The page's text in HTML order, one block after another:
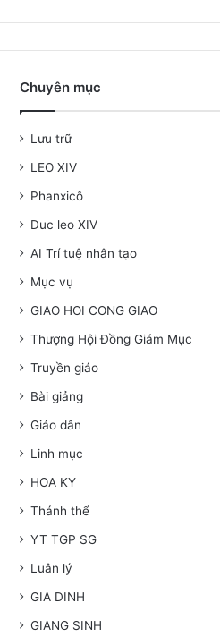
Chuyên mục
Lưu trữ
LEO XIV
Phanxicô
Duc leo XIV
AI Trí tuệ nhân tạo
Mục vụ
GIAO HOI CONG GIAO
Thượng Hội Đồng Giám Mục
Truyền giáo
Bài giảng
Giáo dân
Linh mục
HOA KY
Thánh thể
YT TGP SG
Luân lý
GIA DINH
GIANG SINH